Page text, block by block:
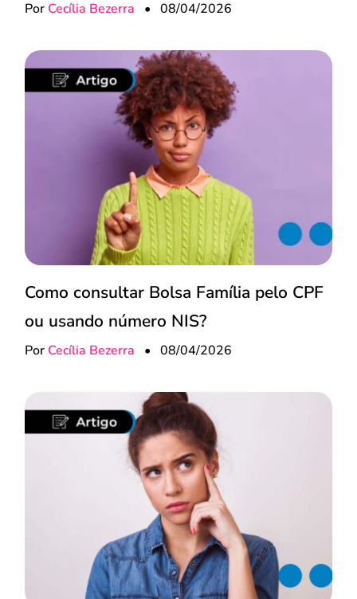
Por Cecília Bezerra • 08/04/2026
Como consultar Bolsa Família pelo CPF
ou usando número NIS?
Por Cecília Bezerra • 08/04/2026